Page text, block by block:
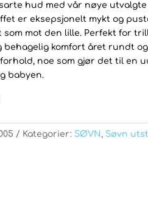
hud med vår nøye
er eksepsjonelt mykt og
som mot den lille. Perfekt for
behagelig komfort året rundt
noe som gjør det til en
babyen.
Kategorier: SØVN , Søvn